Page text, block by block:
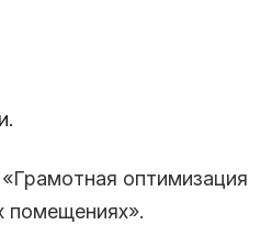
оптимизация
помещениях».